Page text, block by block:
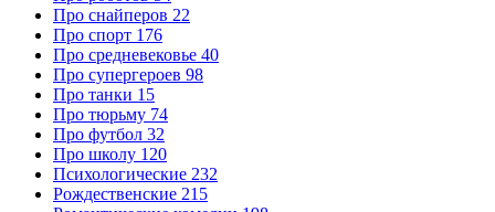
Про снайперов 22
Про спорт 176
Про средневековье 40
Про супергероев 98
Про танки 15
Про тюрьму 74
Про футбол 32
Про школу 120
Психологические 232
Рождественские 215